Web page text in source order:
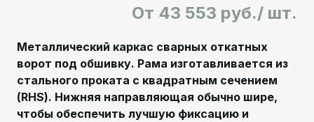
От 43 553 руб./ шт.
Металлический каркас сварных откатных
ворот под обшивку. Рама изготавливается из
стального проката с квадратным сечением
(RHS). Нижняя направляющая обычно шире,
чтобы обеспечить лучшую фиксацию и